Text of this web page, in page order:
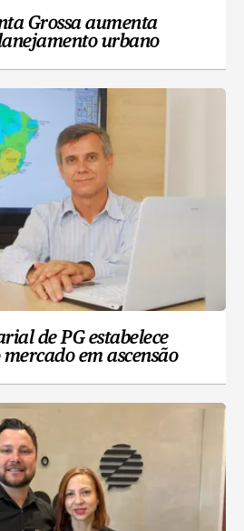
Grossa aumenta
urbano
de PG estabelece
em ascensão